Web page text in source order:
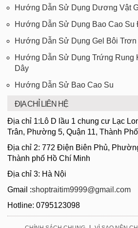
Hướng Dẫn Sử Dụng Dương Vật
Hướng Dẫn Sử Dụng Bao Cao Su
Hướng Dẫn Sử Dụng Gel Bôi Trơn
Hướng Dẫn Sử Dụng Trứng Rung
Dây
Hướng Dẫn Sử Bao Cao Su
ĐỊA CHỈ LIÊN HỆ
Địa chỉ 1:Lô D lầu 1 chung cư Lạc
Trân, Phường 5, Quận 11, Thành
Địa chỉ 2: 772 Điện Biên Phủ,
Thành phố Hồ Chí Minh
Địa chỉ 3: Hà Nội
Gmail :shoptraitim9999@gmail.com
Hotline: 0795123098